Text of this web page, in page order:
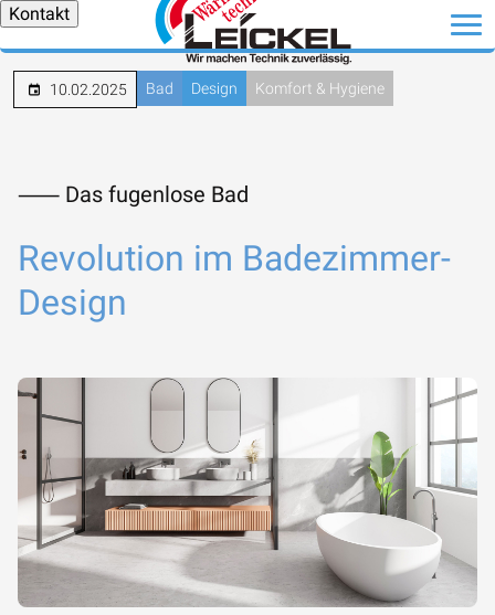
Kontakt
10.02.2025 Bad Design Komfort & Hygiene
⸺ Das fugenlose Bad
Revolution im Badezimmer-
Design